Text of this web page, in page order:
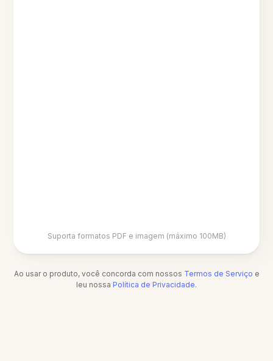
Suporta formatos PDF e imagem (máximo 100MB)
Ao usar o produto, você concorda com nossos Termos de Serviço e
leu nossa Política de Privacidade.